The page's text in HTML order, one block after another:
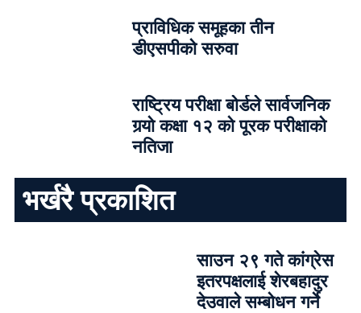
प्राविधिक समूहका तीन
डीएसपीको सरुवा
राष्ट्रिय परीक्षा बोर्डले सार्वजनिक
गर्‍यो कक्षा १२ को पूरक परीक्षाको
नतिजा
भर्खरै प्रकाशित
साउन २९ गते कांग्रेस
इतरपक्षलाई शेरबहादुर
देउवाले सम्बोधन गर्ने